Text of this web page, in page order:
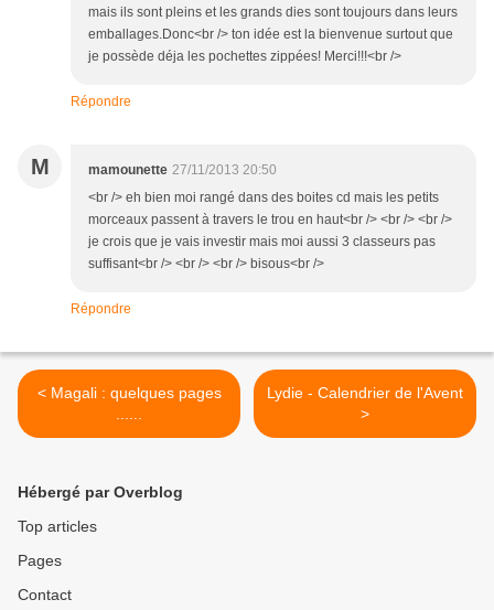
mais ils sont pleins et les grands dies sont toujours dans leurs
emballages.Donc<br /> ton idée est la bienvenue surtout que
je possède déja les pochettes zippées! Merci!!!<br />
Répondre
M mamounette 27/11/2013 20:50
<br /> eh bien moi rangé dans des boites cd mais les petits
morceaux passent à travers le trou en haut<br /> <br /> <br />
je crois que je vais investir mais moi aussi 3 classeurs pas
suffisant<br /> <br /> <br /> bisous<br />
Répondre
< Magali : quelques pages
Lydie - Calendrier de l'Avent
>
Hébergé par Overblog
Top articles
Pages
Contact